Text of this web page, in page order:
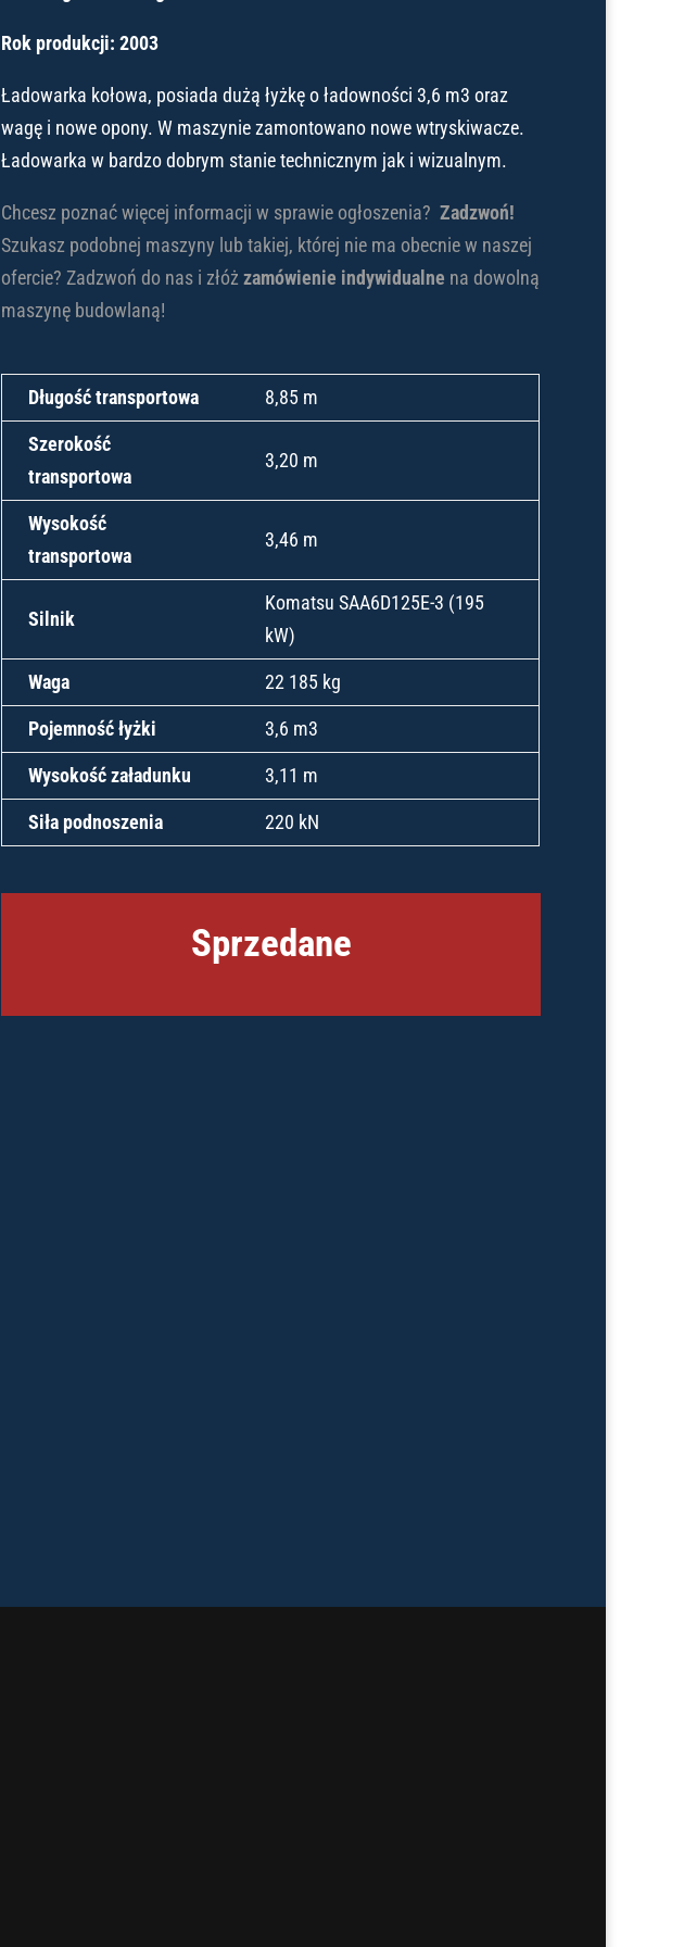
Rok produkcji: 2003
Ładowarka kołowa, posiada dużą łyżkę o ładowności 3,6 m3 oraz
wagę i nowe opony. W maszynie zamontowano nowe wtryskiwacze.
Ładowarka w bardzo dobrym stanie technicznym jak i wizualnym.
Chcesz poznać więcej informacji w sprawie ogłoszenia?Zadzwoń!
Szukasz podobnej maszyny lub takiej, której nie ma obecnie w naszej
ofercie? Zadzwoń do nas i złóż zamówienie indywidualne na dowolną
maszynę budowlaną!
Długość transportowa 8,85 m
Szerokość
transportowa
3,20 m
Wysokość
transportowa
3,46 m
Silnik
Komatsu SAA6D125E-3 (195
kW)
Waga 22 185 kg
Pojemność łyżki 3,6 m3
Wysokość załadunku 3,11 m
Siła podnoszenia 220 kN
Sprzedane